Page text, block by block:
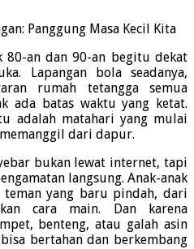
Panggung Masa Kecil Kita
80-an dan 90-an begitu dekat
Lapangan bola seadanya,
rumah tetangga semua
ada batas waktu yang ketat.
adalah matahari yang mulai
dari dapur.
bukan lewat internet, tapi
langsung. Anak-anak
yang baru pindah, dari
cara main. Dan karena
benteng, atau galah asin
bertahan dan berkembang